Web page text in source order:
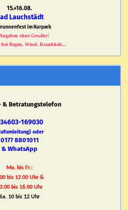
15.+16.08.
Lauchstädt
im Kurpark
ohne Gewähr!
bei Regen, Wind, Krankheit...
& Betratungstelefon
169030
oder
0177 8801011
& WhatsApp
Mo. bis Fr.:
bis 12.00 Uhr &
bis 16.00 Uhr
Sa. 10 bis 12 Uhr